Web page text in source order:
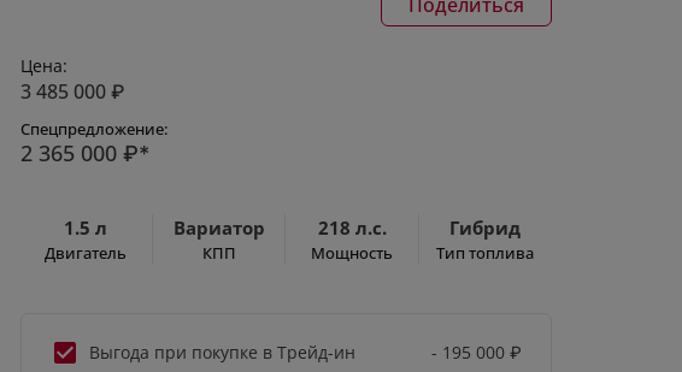
Цена:
3 485 000 ₽
Спецпредложение:
2 365 000 ₽*
1.5 л
Двигатель
Вариатор
КПП
218 л.с.
Мощность
Гибрид
Тип топлива
Выгода при покупке в Трейд-ин - 195 000 ₽